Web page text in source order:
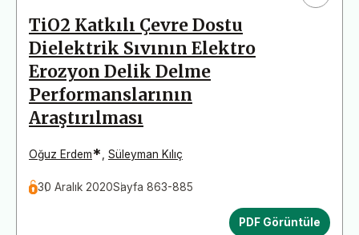
TiO2 Katkılı Çevre Dostu
Dielektrik Sıvının Elektro
Erozyon Delik Delme
Performanslarının
Araştırılması
Oğuz Erdem* Süleyman Kılıç
30 Aralık 2020Sayfa 863-885
PDF Görüntüle